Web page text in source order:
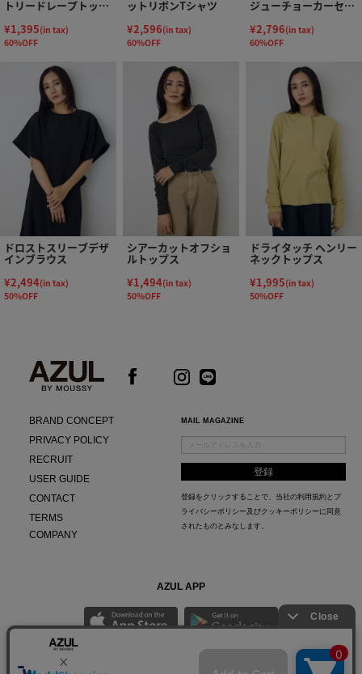
トリードレープトップ
¥1,395(in tax)
60%OFF
ットリボンTシャツ
¥2,596(in tax)
60%OFF
ジューチョーカーセッ
トカットソー
¥2,796(in tax)
60%OFF
ドロストスリーブデザ
インブラウス
¥2,494(in tax)
50%OFF
シアーカットオフショ
ルトップス
¥1,494(in tax)
50%OFF
ドライタッチ ヘンリー
ネックトップス
¥1,995(in tax)
50%OFF
BRAND CONCEPT
PRIVACY POLICY
RECRUIT
USER GUIDE
CONTACT
TERMS
COMPANY
MAIL MAGAZINE
登録をクリックすることで、当社の利用規約と プ
ライバシーポリシー及びクッキーポリシー に同意
されたものとみなします。
AZUL APP
最新ニュースやスタイリング紹介までAZUL BY MOUSSYのお得な情報がいち早くチェック